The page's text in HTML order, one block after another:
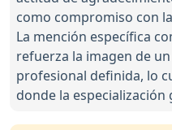
como compromiso con
La mención específica
refuerza la imagen de
profesional definida, lo
donde la especialización